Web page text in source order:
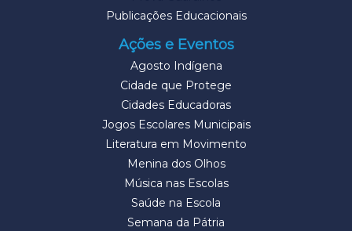
Publicações Educacionais
Ações e Eventos
Agosto Indígena
Cidade que Protege
Cidades Educadoras
Jogos Escolares Municipais
Literatura em Movimento
Menina dos Olhos
Música nas Escolas
Saúde na Escola
Semana da Pátria